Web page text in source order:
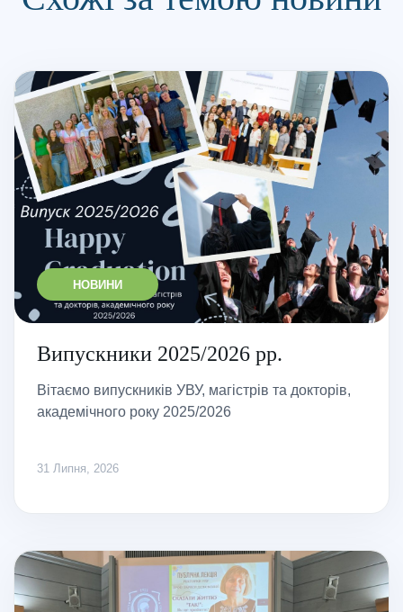
НОВИНИ
Випускники 2025/2026 рр.
Вітаємо випускників УВУ, магістрів та докторів,
академічного року 2025/2026
31 Липня, 2026